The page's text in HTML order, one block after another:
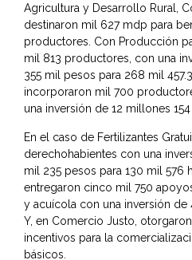
Agricultura y Desarrollo Rural,
destinaron mil 627 mdp para
productores. Con Producción
mil 813 productores, con una
355 mil pesos para 268 mil
incorporaron mil 700
una inversión de 12 millones
En el caso de Fertilizantes
derechohabientes con una
mil 235 pesos para 130 mil 576
entregaron cinco mil 750
y acuícola con una inversión de
Y, en Comercio Justo,
incentivos para la
básicos.